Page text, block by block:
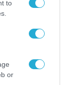
to
or